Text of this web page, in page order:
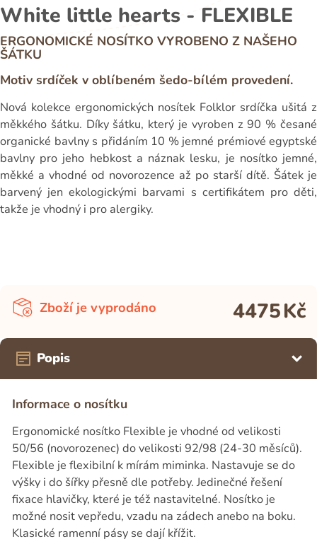
White little hearts - FLEXIBLE
ERGONOMICKÉ NOSÍTKO VYROBENO Z NAŠEHO
ŠÁTKU
Motiv srdíček v oblíbeném šedo-bílém provedení.
Nová kolekce ergonomických nosítek Folklor srdíčka ušitá z
měkkého šátku. Díky šátku, který je vyroben z 90 % česané
organické bavlny s přidáním 10 % jemné prémiové egyptské
bavlny pro jeho hebkost a náznak lesku, je nosítko jemné,
měkké a vhodné od novorozence až po starší dítě. Šátek je
barvený jen ekologickými barvami s certifikátem pro děti,
takže je vhodný i pro alergiky.
Zboží je vyprodáno 4475Kč
Popis
Informace o nosítku
Ergonomické nosítko Flexible je vhodné od velikosti
50/56 (novorozenec) do velikosti 92/98 (24-30 měsíců).
Flexible je flexibilní k mírám miminka. Nastavuje se do
výšky i do šířky přesně dle potřeby. Jedinečné řešení
fixace hlavičky, které je též nastavitelné. Nosítko je
možné nosit vepředu, vzadu na zádech anebo na boku.
Klasické ramenní pásy se dají křížit.